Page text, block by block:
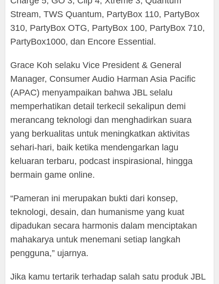
Stream, TWS Quantum, PartyBox 110, PartyBox
310, PartyBox OTG, PartyBox 100, PartyBox 710,
PartyBox1000, dan Encore Essential.
Grace Koh selaku Vice President & General
Manager, Consumer Audio Harman Asia Pacific
(APAC) menyampaikan bahwa JBL selalu
memperhatikan detail terkecil sekalipun demi
merancang teknologi dan menghadirkan suara
yang berkualitas untuk meningkatkan aktivitas
sehari-hari, baik ketika mendengarkan lagu
keluaran terbaru, podcast inspirasional, hingga
bermain game online.
“Pameran ini merupakan bukti dari konsep,
teknologi, desain, dan humanisme yang kuat
dipadukan secara harmonis dalam menciptakan
mahakarya untuk menemani setiap langkah
pengguna,” ujarnya.
Jika kamu tertarik terhadap salah satu produk JBL